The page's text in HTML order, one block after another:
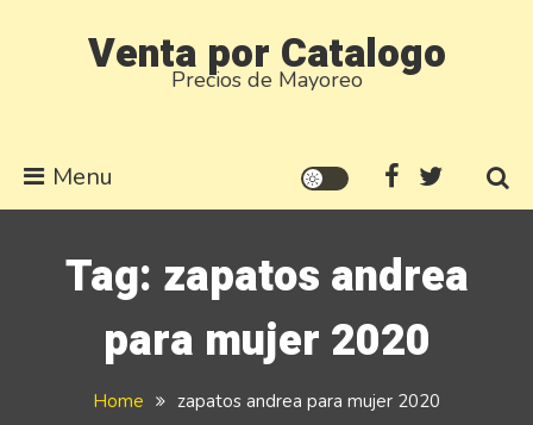
Venta por Catalogo
Precios de Mayoreo
Menu
Tag: zapatos andrea
para mujer 2020
Home zapatos andrea para mujer 2020